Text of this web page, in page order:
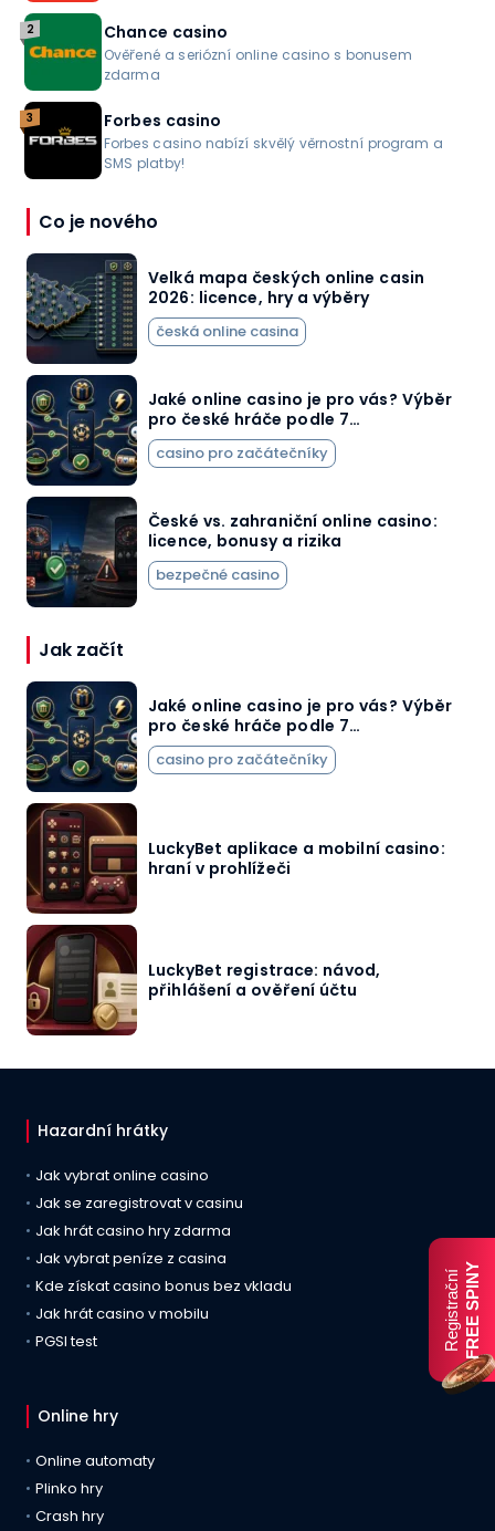
2 Chance casino
Ověřené a seriózní online casino s bonusem
zdarma
3 Forbes casino
Forbes casino nabízí skvělý věrnostní program a
SMS platby!
Co je nového
Velká mapa českých online casin
2026: licence, hry a výběry
česká online casina
Jaké online casino je pro vás? Výběr
pro české hráče podle 7…
casino pro začátečníky
České vs. zahraniční online casino:
licence, bonusy a rizika
bezpečné casino
Jak začít
Jaké online casino je pro vás? Výběr
pro české hráče podle 7…
casino pro začátečníky
LuckyBet aplikace a mobilní casino:
hraní v prohlížeči
LuckyBet registrace: návod,
přihlášení a ověření účtu
RegistračníFREE SPINY
Hazardní hrátky
Jak vybrat online casino
Jak se zaregistrovat v casinu
Jak hrát casino hry zdarma
Jak vybrat peníze z casina
Kde získat casino bonus bez vkladu
Jak hrát casino v mobilu
PGSI test
Online hry
Online automaty
Plinko hry
Crash hry